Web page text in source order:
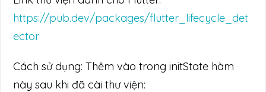
https://pub.dev/packages/flutter_lifecycle_det
ector
Cách sử dụng: Thêm vào trong initState hàm
này sau khi đã cài thư viện: